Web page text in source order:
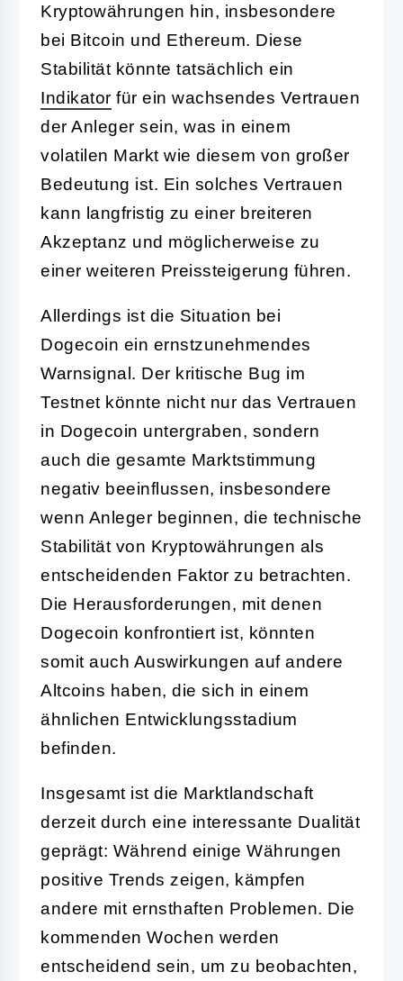
Kryptowährungen hin, insbesondere
bei Bitcoin und Ethereum. Diese
Stabilität könnte tatsächlich ein
Indikator für ein wachsendes Vertrauen
der Anleger sein, was in einem
volatilen Markt wie diesem von großer
Bedeutung ist. Ein solches Vertrauen
kann langfristig zu einer breiteren
Akzeptanz und möglicherweise zu
einer weiteren Preissteigerung führen.
Allerdings ist die Situation bei
Dogecoin ein ernstzunehmendes
Warnsignal. Der kritische Bug im
Testnet könnte nicht nur das Vertrauen
in Dogecoin untergraben, sondern
auch die gesamte Marktstimmung
negativ beeinflussen, insbesondere
wenn Anleger beginnen, die technische
Stabilität von Kryptowährungen als
entscheidenden Faktor zu betrachten.
Die Herausforderungen, mit denen
Dogecoin konfrontiert ist, könnten
somit auch Auswirkungen auf andere
Altcoins haben, die sich in einem
ähnlichen Entwicklungsstadium
befinden.
Insgesamt ist die Marktlandschaft
derzeit durch eine interessante Dualität
geprägt: Während einige Währungen
positive Trends zeigen, kämpfen
andere mit ernsthaften Problemen. Die
kommenden Wochen werden
entscheidend sein, um zu beobachten,